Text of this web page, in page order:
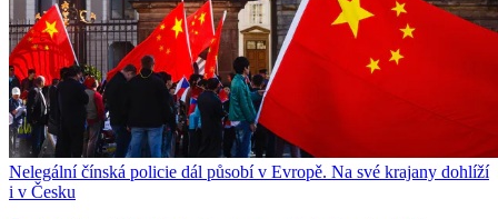
Nelegální čínská policie dál působí v Evropě. Na své krajany dohlíží
i v Česku